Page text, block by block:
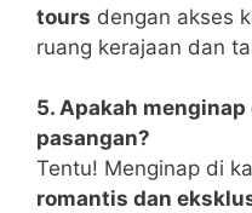
tours dengan akses
ruang kerajaan dan
5. Apakah
pasangan?
Tentu! Menginap di
romantis dan